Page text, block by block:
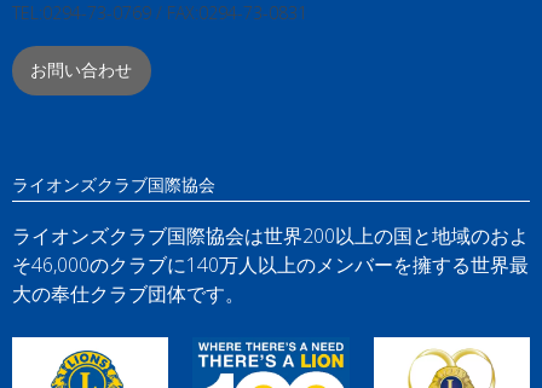
TEL:0294-73-0769 / FAX:0294-73-0831
お問い合わせ
ライオンズクラブ国際協会
ライオンズクラブ国際協会は世界200以上の国と地域のおよ
そ46,000のクラブに140万人以上のメンバーを擁する世界最
大の奉仕クラブ団体です。